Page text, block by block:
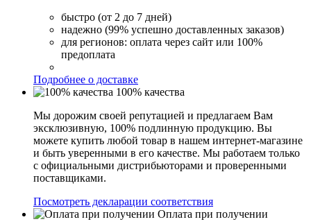
быстро (от 2 до 7 дней)
надежно (99% успешно доставленных заказов)
для регионов: оплата через сайт или 100%
предоплата
Подробнее о доставке
100% качества
Мы дорожим своей репутацией и предлагаем Вам
эксклюзивную, 100% подлинную продукцию. Вы
можете купить любой товар в нашем интернет-магазине
и быть уверенными в его качестве. Мы работаем только
с официальными дистрибьюторами и проверенными
поставщиками.
Посмотреть декларации соответствия
Оплата при получении